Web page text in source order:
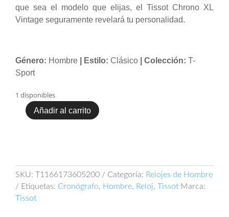
que sea el modelo que elijas, el Tissot Chrono XL
Vintage seguramente revelará tu personalidad.
Género: Hombre | Estilo: Clásico | Colección: T-
Sport
1 disponibles
Tissot
cantidad
Añadir al carrito
SKU: T1166173605200 Categoría: Relojes de Hombre
Etiquetas: Cronógrafo, Hombre, Reloj, Tissot Marca:
Tissot